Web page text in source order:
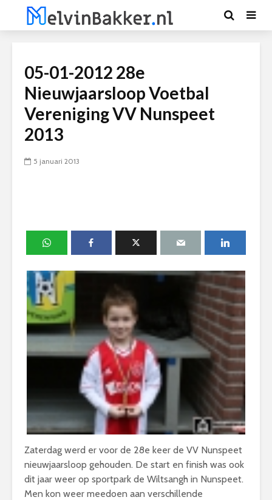
05-01-2012 28e
Nieuwjaarsloop Voetbal
Vereniging VV Nunspeet
2013
5 januari 2013
Zaterdag werd er voor de 28e keer de VV Nunspeet
nieuwjaarsloop gehouden. De start en finish was ook
dit jaar weer op sportpark de Wiltsangh in Nunspeet.
Men kon weer meedoen aan verschillende